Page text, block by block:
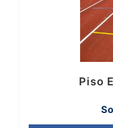
Piso